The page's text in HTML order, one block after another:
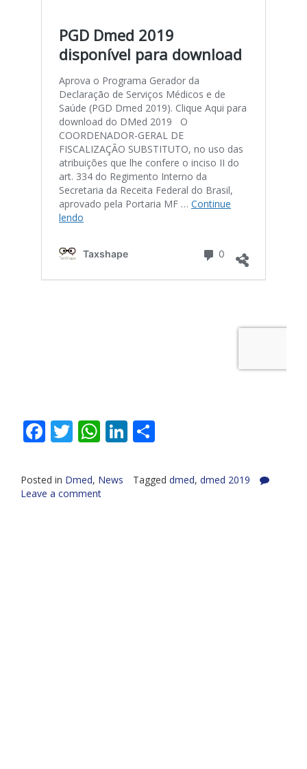
Facebook
Twitter
WhatsApp
LinkedIn
Posted in Dmed, News Tagged dmed, dmed 2019
Leave a comment